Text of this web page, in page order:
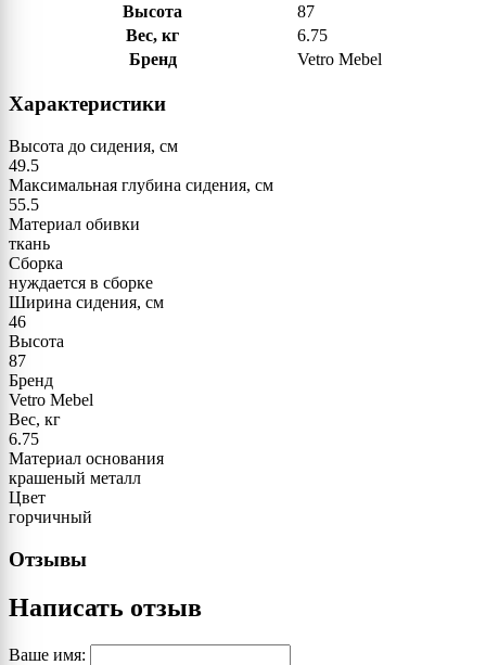
Высота
87
Вес, кг
6.75
Бренд
Vetro Mebel
Характеристики
Высота до сидения, см
49.5
Максимальная глубина сидения, см
55.5
Материал обивки
ткань
Сборка
нуждается в сборке
Ширина сидения, см
46
Высота
87
Бренд
Vetro Mebel
Вес, кг
6.75
Материал основания
крашеный металл
Цвет
горчичный
Отзывы
Написать отзыв
Ваше имя: